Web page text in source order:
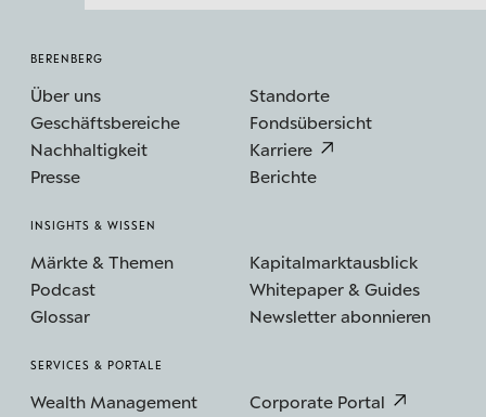
BERENBERG
Über uns
Standorte
Geschäftsbereiche
Fondsübersicht
Nachhaltigkeit
Karriere
Presse
Berichte
INSIGHTS & WISSEN
Märkte & Themen
Kapitalmarktausblick
Podcast
Whitepaper & Guides
Glossar
Newsletter abonnieren
SERVICES & PORTALE
Wealth Management
Corporate Portal